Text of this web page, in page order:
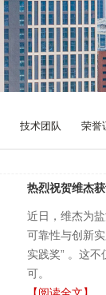
技术团队 荣誉
热烈祝贺维杰
近日，维杰为
可靠性与创新
实践奖” 。这
可。